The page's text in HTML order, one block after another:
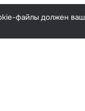
файлы должен ваш